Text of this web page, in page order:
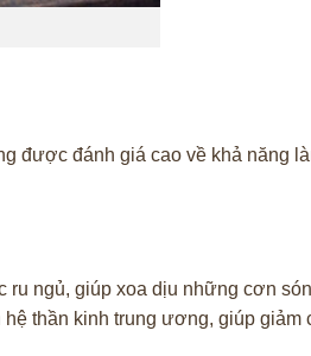
được đánh giá cao về khả năng
ru ngủ, giúp xoa dịu những cơn
thần kinh trung ương, giúp giảm